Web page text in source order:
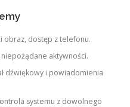
obraz, dostęp z telefonu.
aktywności.
dźwiękowy i powiadomienia
systemu z dowolnego